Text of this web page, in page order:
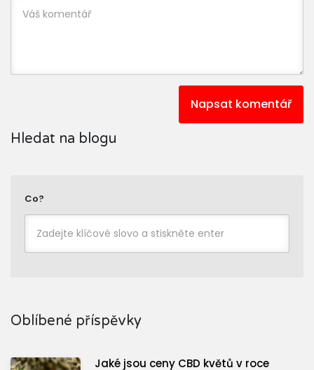
Napsat komentář
Hledat na blogu
Co?
Oblíbené příspěvky
Jaké jsou ceny CBD květů v roce